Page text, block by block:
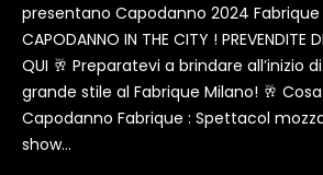
presentano Capodanno 2024 Fabrique
CAPODANNO IN THE CITY ! PREVENDITE
QUI 🥂 Preparatevi a brindare all’inizio
grande stile al Fabrique Milano! 🥂
Capodanno Fabrique : Spettacol
show...